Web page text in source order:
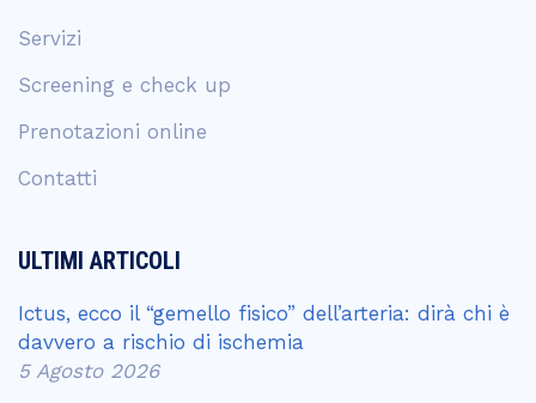
Servizi
Screening e check up
Prenotazioni online
Contatti
ULTIMI ARTICOLI
Ictus, ecco il “gemello fisico” dell’arteria: dirà chi è
davvero a rischio di ischemia
5 Agosto 2026